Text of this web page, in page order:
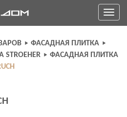
Toggle
ФАСАДНАЯ ПЛИТКА
ФАСАДНАЯ ПЛИТКА